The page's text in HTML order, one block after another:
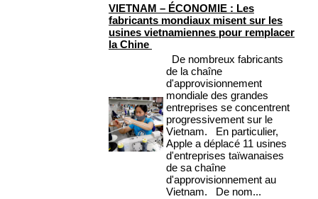
VIETNAM – ÉCONOMIE : Les
fabricants mondiaux misent sur les
usines vietnamiennes pour remplacer
la Chine
De nombreux fabricants
de la chaîne
d'approvisionnement
mondiale des grandes
entreprises se concentrent
progressivement sur le
Vietnam. En particulier,
Apple a déplacé 11 usines
d'entreprises taïwanaises
de sa chaîne
d'approvisionnement au
Vietnam. De nom...